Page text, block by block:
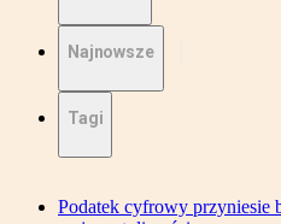
Najnowsze
Tagi
Podatek cyfrowy przyniesie